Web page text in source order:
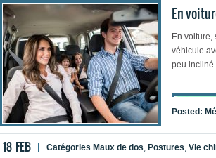
En
En voiture,
véhicule
peu incliné
Posted:
18 FEB Catégories Maux de dos, Postures, Vie